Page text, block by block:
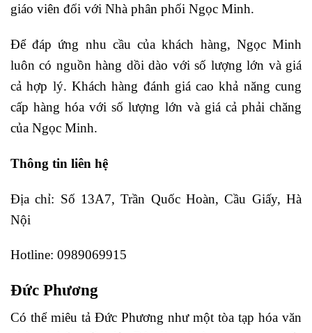
giáo viên đối với Nhà phân phối Ngọc Minh.
Để đáp ứng nhu cầu của khách hàng, Ngọc Minh
luôn có nguồn hàng dồi dào với số lượng lớn và giá
cả hợp lý. Khách hàng đánh giá cao khả năng cung
cấp hàng hóa với số lượng lớn và giá cả phải chăng
của Ngọc Minh.
Thông tin liên hệ
Địa chỉ: Số 13A7, Trần Quốc Hoàn, Cầu Giấy, Hà
Nội
Hotline: 0989069915
Đức Phương
Có thể miêu tả Đức Phương như một tòa tạp hóa văn